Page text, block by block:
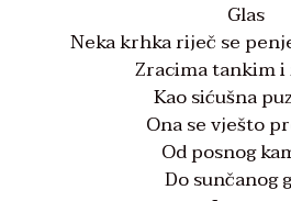
Glas
Neka krhka riječ se
Zracima tankim
Kao sićušna
Ona se vješto
Od posnog
Do sunčanog